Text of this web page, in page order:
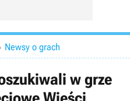
Newsy o grach
w grze